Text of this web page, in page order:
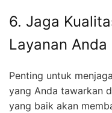
6. Jaga
Layanan Anda
Penting untuk
yang Anda tawarkan
yang baik akan